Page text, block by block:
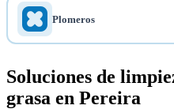
Plomeros
Soluciones de
grasa en Pereira